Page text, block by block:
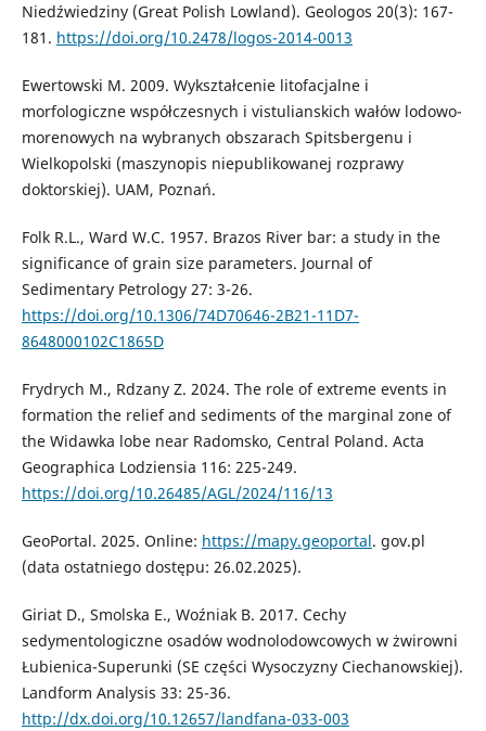
Niedźwiedziny (Great Polish Lowland). Geologos 20(3): 167-
181. https://doi.org/10.2478/logos-2014-0013
Ewertowski M. 2009. Wykształcenie litofacjalne i
morfologiczne współczesnych i vistulianskich wałów lodowo-
morenowych na wybranych obszarach Spitsbergenu i
Wielkopolski (maszynopis niepublikowanej rozprawy
doktorskiej). UAM, Poznań.
Folk R.L., Ward W.C. 1957. Brazos River bar: a study in the
significance of grain size parameters. Journal of
Sedimentary Petrology 27: 3-26.
https://doi.org/10.1306/74D70646-2B21-11D7-
8648000102C1865D
Frydrych M., Rdzany Z. 2024. The role of extreme events in
formation the relief and sediments of the marginal zone of
the Widawka lobe near Radomsko, Central Poland. Acta
Geographica Lodziensia 116: 225-249.
https://doi.org/10.26485/AGL/2024/116/13
GeoPortal. 2025. Online: https://mapy.geoportal. gov.pl
(data ostatniego dostępu: 26.02.2025).
Giriat D., Smolska E., Woźniak B. 2017. Cechy
sedymentologiczne osadów wodnolodowcowych w żwirowni
Łubienica-Superunki (SE części Wysoczyzny Ciechanowskiej).
Landform Analysis 33: 25-36.
http://dx.doi.org/10.12657/landfana-033-003